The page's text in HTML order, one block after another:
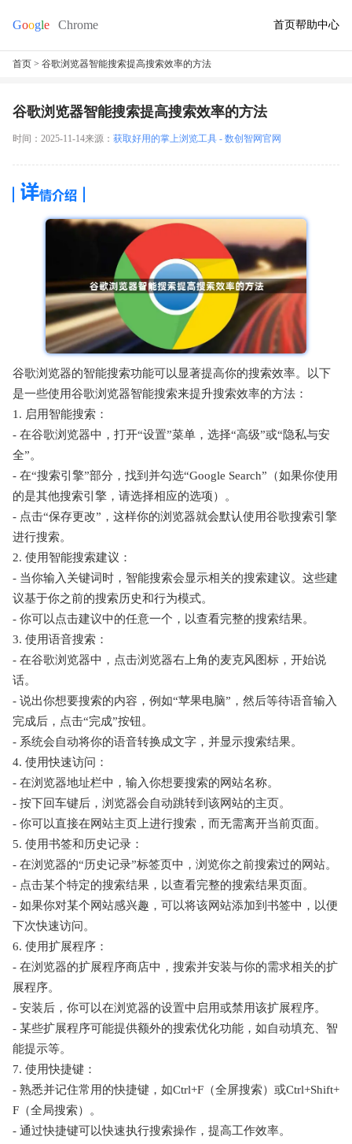
首页帮助中心
首页 > 谷歌浏览器智能搜索提高搜索效率的方法
谷歌浏览器智能搜索提高搜索效率的方法
时间：2025-11-14来源： 获取好用的掌上浏览工具 - 数创智网官网
谷歌浏览器的智能搜索功能可以显著提高你的搜索效率。以下
是一些使用谷歌浏览器智能搜索来提升搜索效率的方法：
1. 启用智能搜索：
- 在谷歌浏览器中，打开“设置”菜单，选择“高级”或“隐私与安
全”。
- 在“搜索引擎”部分，找到并勾选“Google Search”（如果你使用
的是其他搜索引擎，请选择相应的选项）。
- 点击“保存更改”，这样你的浏览器就会默认使用谷歌搜索引擎
进行搜索。
2. 使用智能搜索建议：
- 当你输入关键词时，智能搜索会显示相关的搜索建议。这些建
议基于你之前的搜索历史和行为模式。
- 你可以点击建议中的任意一个，以查看完整的搜索结果。
3. 使用语音搜索：
- 在谷歌浏览器中，点击浏览器右上角的麦克风图标，开始说
话。
- 说出你想要搜索的内容，例如“苹果电脑”，然后等待语音输入
完成后，点击“完成”按钮。
- 系统会自动将你的语音转换成文字，并显示搜索结果。
4. 使用快速访问：
- 在浏览器地址栏中，输入你想要搜索的网站名称。
- 按下回车键后，浏览器会自动跳转到该网站的主页。
- 你可以直接在网站主页上进行搜索，而无需离开当前页面。
5. 使用书签和历史记录：
- 在浏览器的“历史记录”标签页中，浏览你之前搜索过的网站。
- 点击某个特定的搜索结果，以查看完整的搜索结果页面。
- 如果你对某个网站感兴趣，可以将该网站添加到书签中，以便
下次快速访问。
6. 使用扩展程序：
- 在浏览器的扩展程序商店中，搜索并安装与你的需求相关的扩
展程序。
- 安装后，你可以在浏览器的设置中启用或禁用该扩展程序。
- 某些扩展程序可能提供额外的搜索优化功能，如自动填充、智
能提示等。
7. 使用快捷键：
- 熟悉并记住常用的快捷键，如Ctrl+F（全屏搜索）或Ctrl+Shift+
F（全局搜索）。
- 通过快捷键可以快速执行搜索操作，提高工作效率。